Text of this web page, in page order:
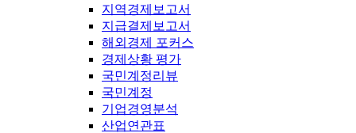
지역경제보고서
지급결제보고서
해외경제 포커스
경제상황 평가
국민계정리뷰
국민계정
기업경영분석
산업연관표